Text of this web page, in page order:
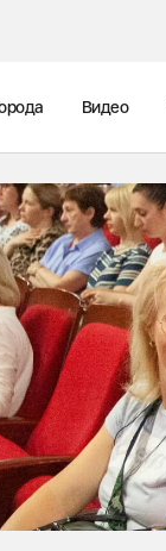
Видео